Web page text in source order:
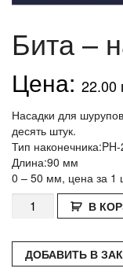
Бита –
22.00
Насадки для
десять штук.
Тип наконечника:PH-
Длина:90 мм
0 – 50 мм, цена за 1
Количество
Бита
насадка
PH2
В
ДОБАВИТЬ В